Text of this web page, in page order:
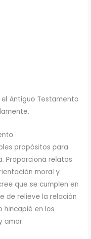
Antiguo Testamento
propósitos para
Proporciona relatos
moral y
que se cumplen en
de relieve la relación
hincapié en los
amor.